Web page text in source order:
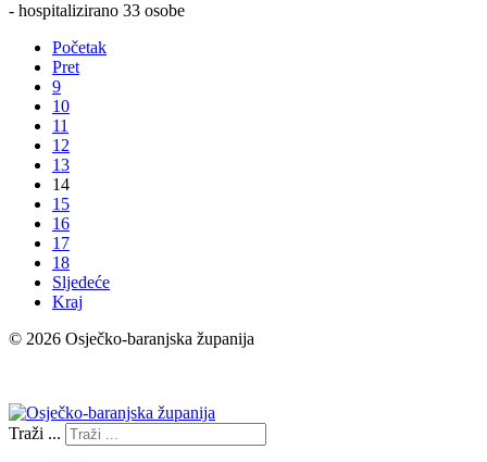
- hospitalizirano 33 osobe
Početak
Pret
9
10
11
12
13
14
15
16
17
18
Sljedeće
Kraj
© 2026 Osječko-baranjska županija
Traži ...